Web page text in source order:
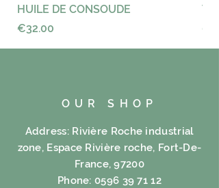
HUILE DE CONSOUDE
Price
€32.00
OUR SHOP
Address: Rivière Roche industrial
zone, Espace Rivière roche, Fort-De-
France, 97200
Phone:0596 39 71 12